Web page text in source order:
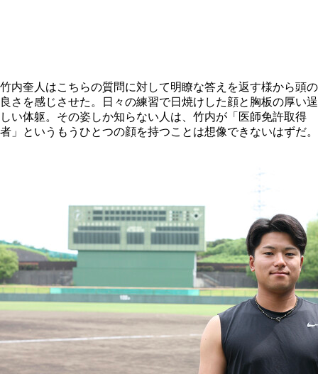
竹内奎人はこちらの質問に対して明瞭な答えを返す様から頭の
良さを感じさせた。日々の練習で日焼けした顔と胸板の厚い逞
しい体躯。その姿しか知らない人は、竹内が「医師免許取得
者」というもうひとつの顔を持つことは想像できないはずだ。